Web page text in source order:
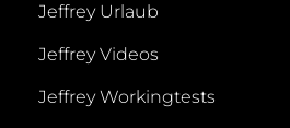
Jeffrey Urlaub
Jeffrey Videos
Jeffrey Workingtests